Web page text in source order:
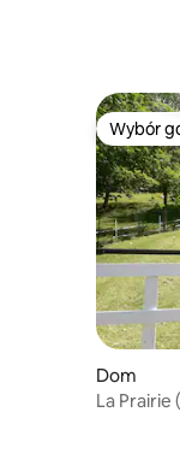
Wybór
Wybór
Dom
La